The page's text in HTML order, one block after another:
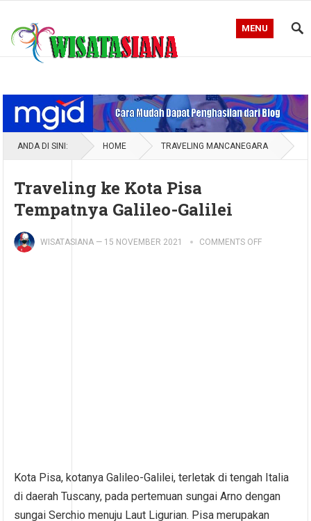
MENU
ANDA DI SINI: HOME TRAVELING MANCANEGARA
Traveling ke Kota Pisa
Tempatnya Galileo-Galilei
WISATASIANA — 15 NOVEMBER 2021 COMMENTS OFF
Kota Pisa, kotanya Galileo-Galilei, terletak di tengah Italia
di daerah Tuscany, pada pertemuan sungai Arno dengan
sungai Serchio menuju Laut Ligurian. Pisa merupakan